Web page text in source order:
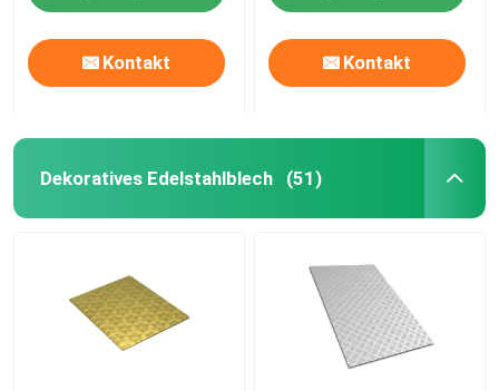
Kontakt Kontakt
Dekoratives Edelstahlblech (51)